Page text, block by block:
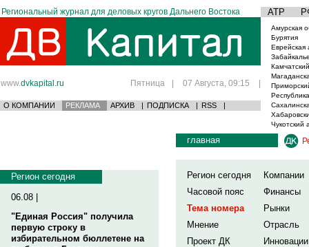
Региональный журнал для деловых кругов Дальнего Востока АТР
www.dvkapital.ru Пятница | 07 Августа, 09:15 |
О КОМПАНИИ РЕКЛАМА АРХИВ | ПОДПИСКА | RSS |
Амурская
Бурятия
Еврейская
Чукотский
Регион сегодня
06.08 |
"Единая Россия" получила
первую строку в
избирательном бюллетене на
главная
Регион сегодня
Компании
Часовой пояс
Финансы
Тема номера
Рынки
Мнение
Отрасль
Проект ДК
Инновации